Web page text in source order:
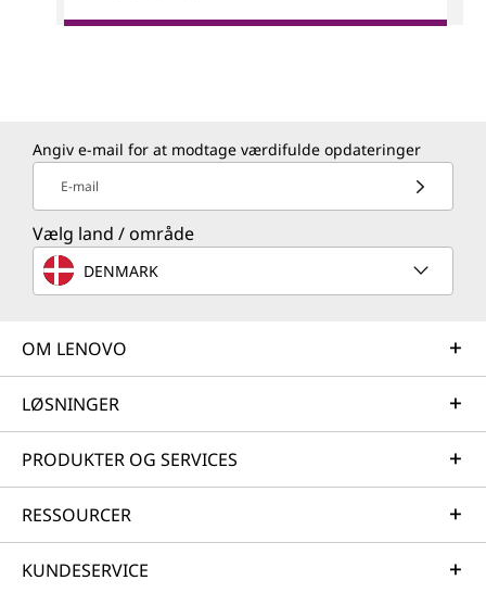
Angiv e-mail for at modtage værdifulde opdateringer
E-mail
Vælg land / område
DENMARK
OM LENOVO
LØSNINGER
PRODUKTER OG SERVICES
RESSOURCER
KUNDESERVICE